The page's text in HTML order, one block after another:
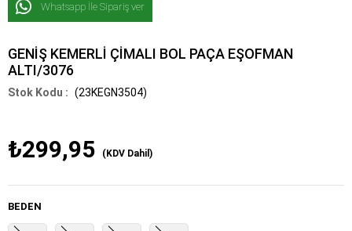
Whatsapp İle Sipariş ver
GENİŞ KEMERLİ ÇİMALI BOL PAÇA EŞOFMAN
ALTI/3076
(23KEGN3504)
₺299,95 (KDV Dahil)
BEDEN